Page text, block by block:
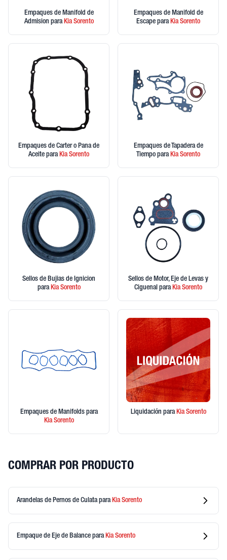
Empaques de Manifold de
Admision paraKiaSorento
Empaques de Manifold de
Escape paraKiaSorento
Empaques de Carter o Pana de
Aceite paraKiaSorento
Empaques de Tapadera de
Tiempo paraKiaSorento
Sellos de Bujias de Ignicion
paraKiaSorento
Sellos de Motor, Eje de Levas y
Ciguenal paraKiaSorento
Empaques de Manifolds para
KiaSorento
Liquidación paraKiaSorento
COMPRAR POR PRODUCTO
Arandelas de Pernos de Culatapara KiaSorento
Empaque de Eje de Balance para KiaSorento